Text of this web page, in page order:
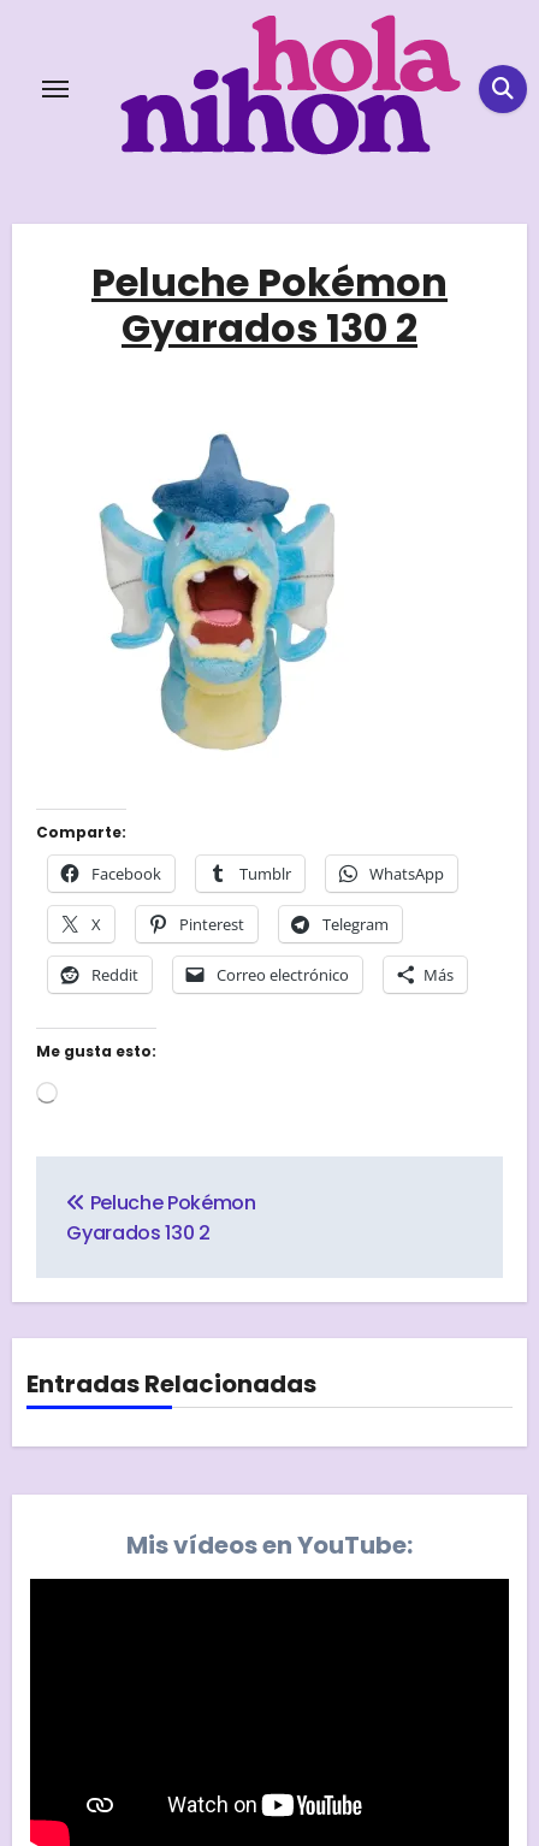
content
Peluche Pokémon
Gyarados 130 2
Comparte:
Facebook Tumblr WhatsApp
X Pinterest Telegram
Reddit Correo electrónico Más
Me gusta esto:
Cargando...
de
entradas
Peluche Pokémon
Gyarados 130 2
Entradas Relacionadas
Mis vídeos en YouTube: